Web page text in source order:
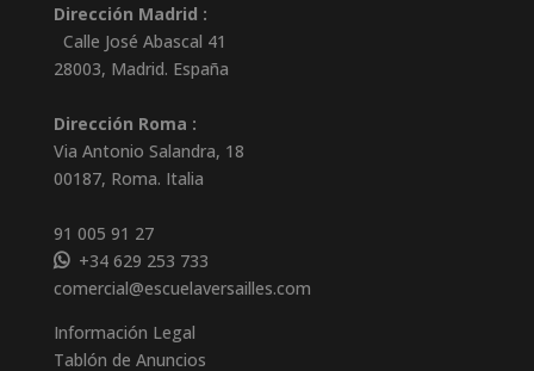
Dirección Madrid :
Calle José Abascal 41
28003, Madrid. España
Dirección Roma :
Via Antonio Salandra, 18
00187, Roma. Italia
91 005 91 27
+34 629 253 733
comercial@escuelaversailles.com
Información Legal
Tablón de Anuncios